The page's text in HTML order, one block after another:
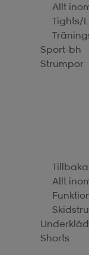
Allt
Tights/
Sport-bh
Strumpor
Tillbaka
Allt
Shorts